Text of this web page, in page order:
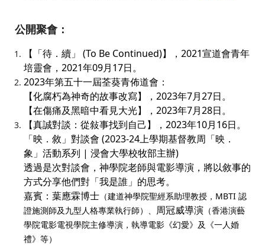
公開聚會：
【「待．續」 (To Be Continued)】，2021宣道會青年
培靈會，2021年09月17日。
2023年第五十一屆荃葵青佈道會：
【化腐朽為神奇的故事改寫】，2023年7月27日。
【在傷痛及黑暗中看見大光】，2023年7月28日。
【真誠對談：從敍事找到自己】，2023年10月16日。
「映．敘」對談會 (2023-24上學期基督教周「映．
象」活動系列 | 浸會大學校牧部主辦)
透過是次對談會，神學院老師與電影導演，將以敘事的
方式分享他們對「我是誰」的思考。
嘉賓：葉應霖博士（建道神學院聖經系助理教授，MBTI 認
證施測師及九型人格專業執行師）、 周冠威導演（香港演藝
學院電影電視學院主修導演，執導電影《幻愛》及《一人婚
禮》等）